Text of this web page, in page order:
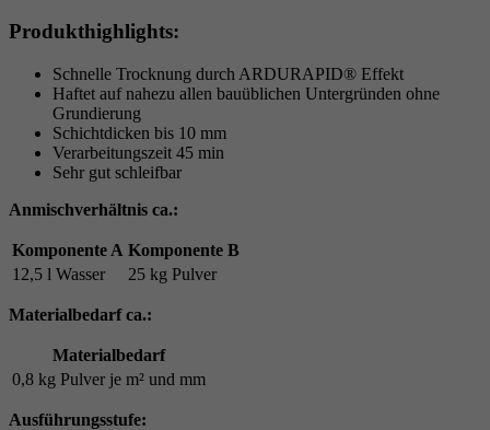
Produkthighlights:
Schnelle Trocknung durch ARDURAPID® Effekt
Haftet auf nahezu allen bauüblichen Untergründen ohne
Grundierung
Schichtdicken bis 10 mm
Verarbeitungszeit 45 min
Sehr gut schleifbar
Anmischverhältnis ca.:
Komponente A Komponente B
12,5 l Wasser
25 kg Pulver
Materialbedarf ca.:
Materialbedarf
0,8 kg Pulver je m² und mm
Ausführungsstufe: